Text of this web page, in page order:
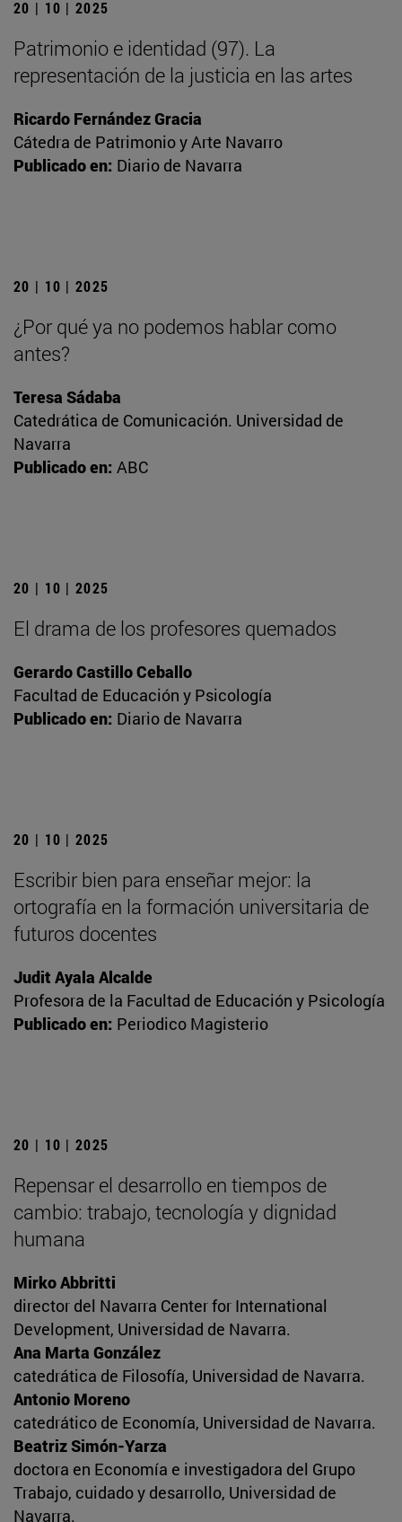
20 | 10 | 2025
Patrimonio e identidad (97). La
representación de la justicia en las artes
Ricardo Fernández Gracia
Cátedra de Patrimonio y Arte Navarro
Publicado en: Diario de Navarra
20 | 10 | 2025
¿Por qué ya no podemos hablar como
antes?
Teresa Sádaba
Catedrática de Comunicación. Universidad de
Navarra
Publicado en: ABC
20 | 10 | 2025
El drama de los profesores quemados
Gerardo Castillo Ceballo
Facultad de Educación y Psicología
Publicado en: Diario de Navarra
20 | 10 | 2025
Escribir bien para enseñar mejor: la
ortografía en la formación universitaria de
futuros docentes
Judit Ayala Alcalde
Profesora de la Facultad de Educación y Psicología
Publicado en: Periodico Magisterio
20 | 10 | 2025
Repensar el desarrollo en tiempos de
cambio: trabajo, tecnología y dignidad
humana
Mirko Abbritti
director del Navarra Center for International
Development, Universidad de Navarra.
Ana Marta González
catedrática de Filosofía, Universidad de Navarra.
Antonio Moreno
catedrático de Economía, Universidad de Navarra.
Beatriz Simón-Yarza
doctora en Economía e investigadora del Grupo
Trabajo, cuidado y desarrollo, Universidad de
Navarra.